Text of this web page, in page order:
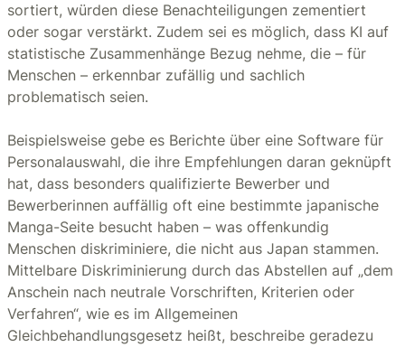
sortiert, würden diese Benachteiligungen zementiert
oder sogar verstärkt. Zudem sei es möglich, dass KI auf
statistische Zusammenhänge Bezug nehme, die – für
Menschen – erkennbar zufällig und sachlich
problematisch seien.
Beispielsweise gebe es Berichte über eine Software für
Personalauswahl, die ihre Empfehlungen daran geknüpft
hat, dass besonders qualifizierte Bewerber und
Bewerberinnen auffällig oft eine bestimmte japanische
Manga-Seite besucht haben – was offenkundig
Menschen diskriminiere, die nicht aus Japan stammen.
Mittelbare Diskriminierung durch das Abstellen auf „dem
Anschein nach neutrale Vorschriften, Kriterien oder
Verfahren“, wie es im Allgemeinen
Gleichbehandlungsgesetz heißt, beschreibe geradezu